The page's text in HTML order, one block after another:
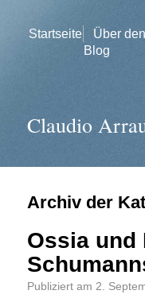
Startseite
Über den
Blog
Claudio
Archiv der
Ossia und
Publiziert am 2.